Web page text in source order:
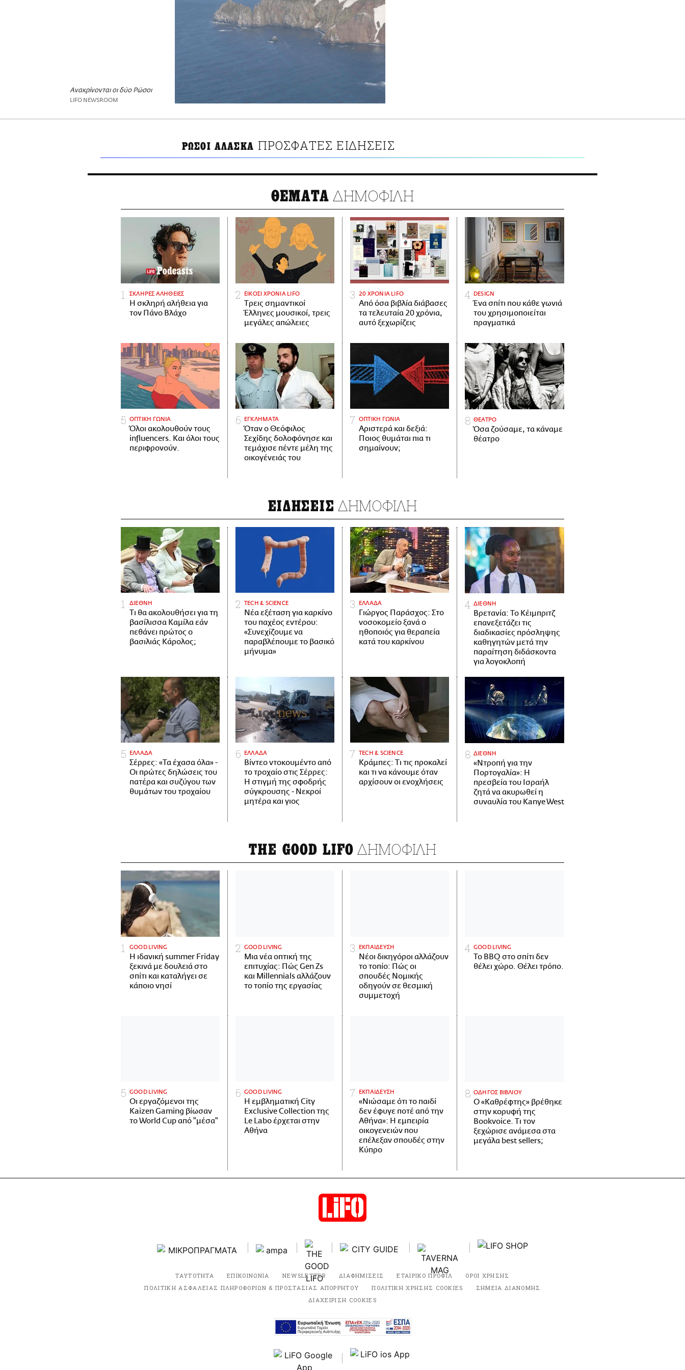
Ανακρίνονται οι δύο Ρώσοι
LIFO NEWSROOM
ΡΩΣΟΙ ΑΛΑΣΚΑ ΠΡΟΣΦΑΤΕΣ ΕΙΔΗΣΕΙΣ
ΘΕΜΑΤΑ ΔΗΜΟΦΙΛΗ
ΣΚΛΗΡΕΣ ΑΛΗΘΕΙΕΣ
H σκληρή αλήθεια για
τον Πάνο Βλάχο
ΕΙΚΟΣΙ ΧΡΟΝΙΑ LIFO
Tρεις σημαντικοί
Έλληνες μουσικοί, τρεις
μεγάλες απώλειες
20 ΧΡΟΝΙΑ LIFO
Από όσα βιβλία διάβασες
τα τελευταία 20 χρόνια,
αυτό ξεχωρίζεις
DESIGN
Ένα σπίτι που κάθε γωνιά
του χρησιμοποιείται
πραγματικά
ΟΠΤΙΚΗ ΓΩΝΙΑ
Όλοι ακολουθούν τους
influencers. Και όλοι τους
περιφρονούν.
ΕΓΚΛΗΜΑΤΑ
Όταν ο Θεόφιλος
Σεχίδης δολοφόνησε και
τεμάχισε πέντε μέλη της
οικογένειάς του
ΟΠΤΙΚΗ ΓΩΝΙΑ
Αριστερά και δεξιά:
Ποιος θυμάται πια τι
σημαίνουν;
ΘΕΑΤΡΟ
Όσα ζούσαμε, τα κάναμε
θέατρο
ΕΙΔΗΣΕΙΣ ΔΗΜΟΦΙΛΗ
ΔΙΕΘΝΗ
Τι θα ακολουθήσει για τη
βασίλισσα Καμίλα εάν
πεθάνει πρώτος ο
βασιλιάς Κάρολος;
ΤECH & SCIENCE
Νέα εξέταση για καρκίνο
του παχέος εντέρου:
«Συνεχίζουμε να
παραβλέπουμε το βασικό
μήνυμα»
ΕΛΛΑΔΑ
Γιώργος Παράσχος: Στο
νοσοκομείο ξανά ο
ηθοποιός για θεραπεία
κατά του καρκίνου
ΔΙΕΘΝΗ
Βρετανία: Το Κέιμπριτζ
επανεξετάζει τις
διαδικασίες πρόσληψης
καθηγητών μετά την
παραίτηση διδάσκοντα
για λογοκλοπή
ΕΛΛΑΔΑ
Σέρρες: «Τα έχασα όλα» -
Οι πρώτες δηλώσεις του
πατέρα και συζύγου των
θυμάτων του τροχαίου
ΕΛΛΑΔΑ
Βίντεο ντοκουμέντο από
το τροχαίο στις Σέρρες:
Η στιγμή της σφοδρής
σύγκρουσης - Νεκροί
μητέρα και γιος
ΤECH & SCIENCE
Κράμπες: Τι τις προκαλεί
και τι να κάνουμε όταν
αρχίσουν οι ενοχλήσεις
ΔΙΕΘΝΗ
«Ντροπή για την
Πορτογαλία»: Η
πρεσβεία του Ισραήλ
ζητά να ακυρωθεί η
συναυλία του Kanye West
THE GOOD LIFO ΔΗΜΟΦΙΛΗ
GOOD LIVING
Η ιδανική summer Friday
ξεκινά με δουλειά στο
σπίτι και καταλήγει σε
κάποιο νησί
GOOD LIVING
Μια νέα οπτική της
επιτυχίας: Πώς Gen Zs
και Millennials αλλάζουν
το τοπίο της εργασίας
ΕΚΠΑΙΔΕΥΣΗ
Νέοι δικηγόροι αλλάζουν
το τοπίο: Πώς οι
σπουδές Νομικής
οδηγούν σε θεσμική
συμμετοχή
GOOD LIVING
Το BBQ στο σπίτι δεν
θέλει χώρο. Θέλει τρόπο.
GOOD LIVING
Οι εργαζόμενοι της
Kaizen Gaming βίωσαν
το World Cup από "μέσα"
GOOD LIVING
Η εμβληματική City
Exclusive Collection της
Le Labo έρχεται στην
Αθήνα
ΕΚΠΑΙΔΕΥΣΗ
«Νιώσαμε ότι το παιδί
δεν έφυγε ποτέ από την
Αθήνα»: Η εμπειρία
οικογενειών που
επέλεξαν σπουδές στην
Κύπρο
ΟΔΗΓΟΣ ΒΙΒΛΙΟΥ
Ο «Καθρέφτης» βρέθηκε
στην κορυφή της
Bookvoice. Τι τον
ξεχώρισε ανάμεσα στα
μεγάλα best sellers;
ΤΑΥΤΟΤΗΤΑ ΕΠΙΚΟΙΝΩΝΙΑ NEWSLETTER ΔΙΑΦΗΜΙΣΕΙΣ ΕΤΑΙΡΙΚΟ ΠΡΟΦΙΛ
ΟΡΟΙ ΧΡΗΣΗΣ
ΠΟΛΙΤΙΚΗ ΑΣΦΑΛΕΙΑΣ ΠΛΗΡΟΦΟΡΙΩΝ & ΠΡΟΣΤΑΣΙΑΣ ΑΠΟΡΡΗΤΟΥ
ΠΟΛΙΤΙΚΗ ΧΡΗΣΗΣ COOKIES
ΣΗΜΕΙΑ ΔΙΑΝΟΜΗΣ
ΔΙΑΧΕΙΡΙΣΗ COOKIES